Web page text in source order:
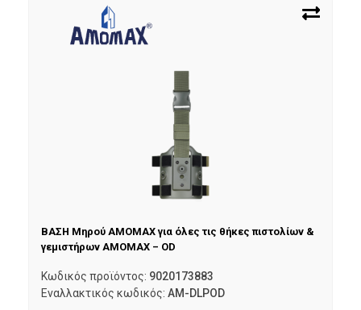
ΒΑΣΗ Μηρού AMOMAX για όλες τις θήκες πιστολίων &
γεμιστήρων AMOMAX – OD
Κωδικός προϊόντος: 9020173883
Εναλλακτικός κωδικός: AM-DLPOD